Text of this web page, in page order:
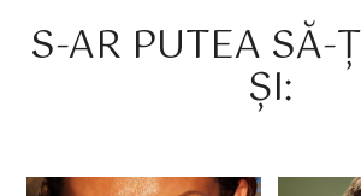
S-AR PUTEA SĂ-
ȘI: